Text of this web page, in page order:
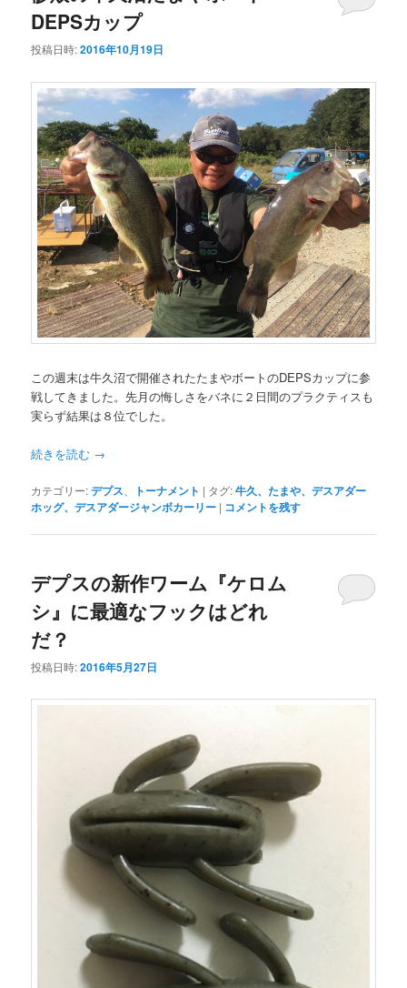
DEPSカップ
投稿日時:2016年10月19日
この週末は牛久沼で開催されたたまやボートのDEPSカップに参
戦してきました。先月の悔しさをバネに２日間のプラクティスも
実らず結果は８位でした。
続きを読む →
カテゴリー:デプス トーナメント | タグ:牛久、たまや、デスアダー
ホッグ、デスアダージャンボカーリー | コメントを残す
デプスの新作ワーム『ケロム
シ』に最適なフックはどれ
だ？
投稿日時:2016年5月27日